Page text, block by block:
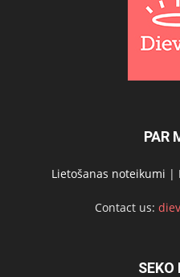
PAR
Lietošanas noteikumi |
Contact us: